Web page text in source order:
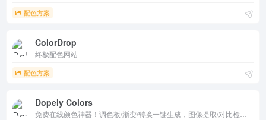
配色方案
ColorDrop
终极配色网站
配色方案
Dopely Colors